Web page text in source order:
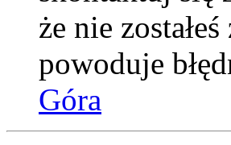
że nie
powoduje
Góra